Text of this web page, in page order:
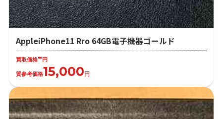
AppleiPhone11 Rro 64GB電子機器ゴールド
買取価格- 円
質参考価格15,000 円